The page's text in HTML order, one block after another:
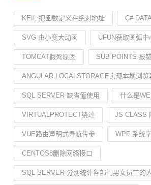
KEIL 把函数定义在绝对地址 C#
SVG 由小变大动画 UFUN获取圆弧中
TOMCAT假死原因 SUB POINTS 报
ANGULAR LOCALSTORAGE实现本地浏览
SQL SERVER 缺省值使用 什么是
VIRTUALPROTECT绕过 JS CLASS
VUE路由声明式导航传参 WPF 系统
CENTOS8删除网络接口
SQL SERVER 分别统计各部门男女员工的